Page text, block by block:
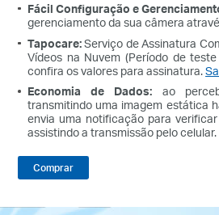
Fácil Configuração e
gerenciamento da sua câmera
Tapocare:Serviço de Assinatura
Vídeos na Nuvem (Período de
confira os valores para assinatura.
Economia de Dados: ao
transmitindo uma imagem estática
envia uma notificação para
assistindo a transmissão pelo celular.
Comprar